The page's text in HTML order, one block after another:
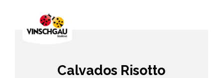
Calvados Risotto